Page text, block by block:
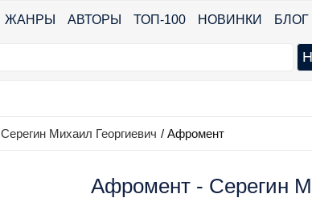
ЖАНРЫ АВТОРЫ ТОП-100 НОВИНКИ БЛОГ
Серегин Михаил Георгиевич / Афромент
Афромент - Серегин